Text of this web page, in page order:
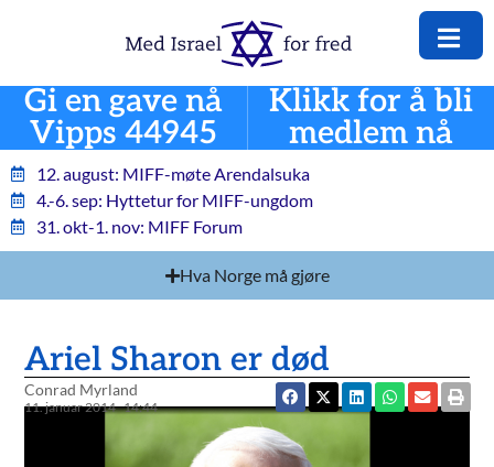
Gi en gave nå
Vipps 44945
Klikk for å bli
medlem nå
12. august: MIFF-møte Arendalsuka
4.-6. sep: Hyttetur for MIFF-ungdom
31. okt-1. nov: MIFF Forum
Hva Norge må gjøre
Ariel Sharon er død
Conrad Myrland
11. januar 2014 14:44